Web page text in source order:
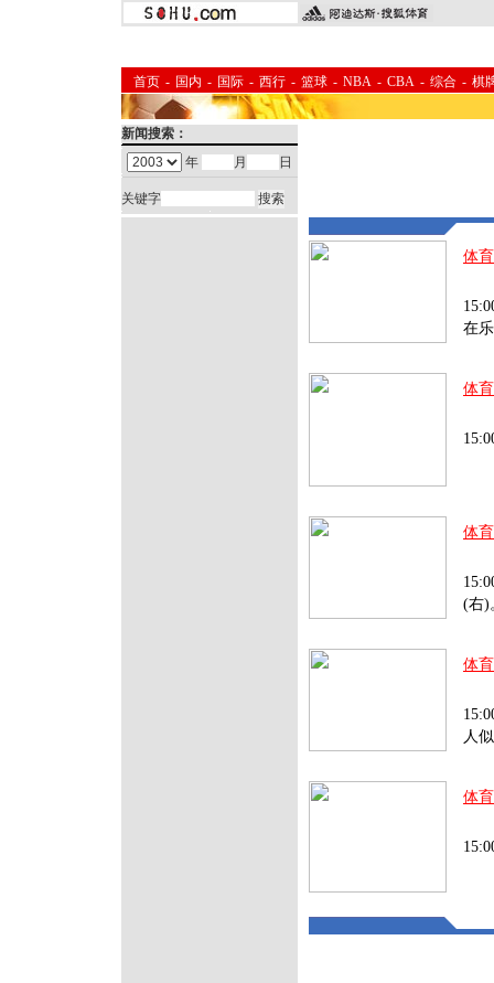
首页 - 国内 - 国际 - 西行 - 篮球 - NBA - CBA - 综合 - 棋
新闻搜索：
年
月 日
关键字
体
在
体
体
(右)
体
人
体